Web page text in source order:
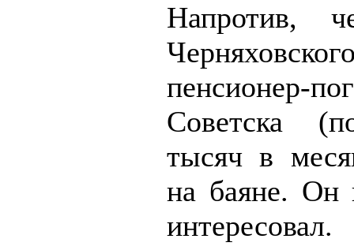
Напротив,
пенсионер-
Советска
тысяч в
на баяне. Он